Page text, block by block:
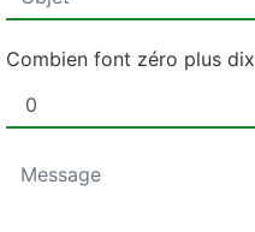
Combien font zéro plus dix